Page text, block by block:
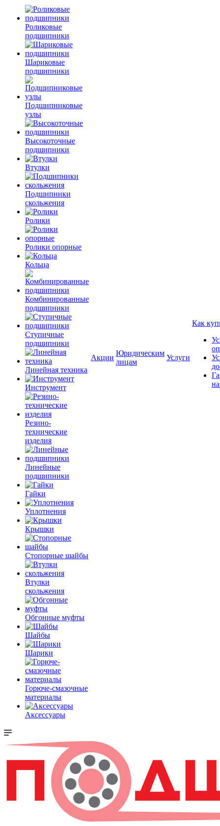
Роликовые
подшипники
Шариковые
подшипники
Подшипниковые
узлы
Высокоточные
подшипники
Втулки
Подшипники
скольжения
Ролики
Ролики опорные
Кольца
Комбинированные
подшипники
Ступичные
подшипники
Линейная техника
Инструмент
Резино-
технические
изделия
Линейные
подшипники
Гайки
Уплотнения
Крышки
Стопорные шайбы
Втулки
скольжения
Обгонные муфты
Шайбы
Шарики
Горюче-смазочные
материалы
Аксессуары
Акции
Юридическим
лицам
Услуги
Как